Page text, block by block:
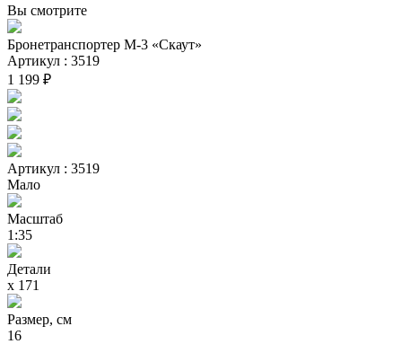
Вы смотрите
Бронетранспортер М-3 «Скаут»
Артикул : 3519
1 199 ₽
Артикул : 3519
Мало
Масштаб
1:35
Детали
х 171
Размер, см
16